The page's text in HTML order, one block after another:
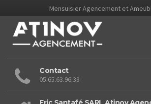
Mensuisier Agencement et
Contact
05.65.63.96.33